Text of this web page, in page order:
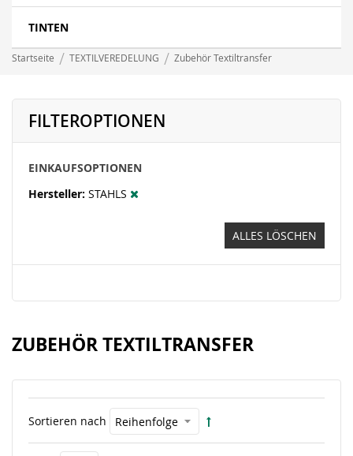
TINTEN
Startseite TEXTILVEREDELUNG Zubehör Textiltransfer
ZUBEHÖR TEXTILTRANSFER
Sortieren nach
FILTEROPTIONEN
EINKAUFSOPTIONEN
Hersteller STAHLS
ALLES LÖSCHEN